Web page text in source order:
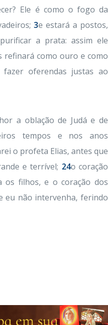
Ele é como o fogo da
3e estará a postos,
a prata: assim ele
refinará como ouro e como
oferendas justas ao
a oblação de Judá e de
tempos e nos anos
o profeta Elias, antes que
e terrível; 24o coração
os filhos, e o coração dos
eu não intervenha, ferindo